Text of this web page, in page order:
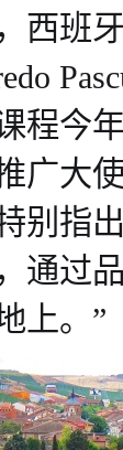
西班
程今
广大
别指
通过
上。”